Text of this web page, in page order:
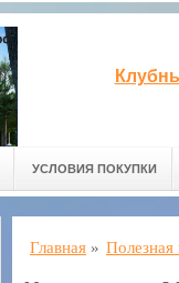
УСЛОВИЯ ПОКУПКИ
Главная »